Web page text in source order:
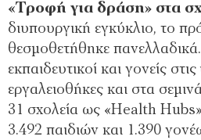
«Τροφή για δράση» στα
διυπουργική εγκύκλιο, το
θεσμοθετήθηκε
εκπαιδευτικοί και γονείς
εργαλειοθήκες και στα
31 σχολεία ως «Health
3.492 παιδιών και 1.390